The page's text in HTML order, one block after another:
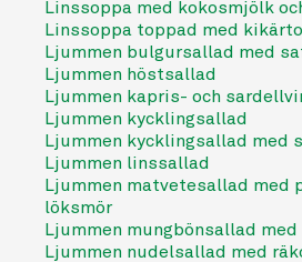
Linssoppa med kokosmjölk
Linssoppa toppad med
Ljummen bulgursallad med
Ljummen höstsallad
Ljummen kapris- och
Ljummen kycklingsallad
Ljummen kycklingsallad med
Ljummen linssallad
Ljummen matvetesallad med
löksmör
Ljummen mungbönsallad
Ljummen nudelsallad med